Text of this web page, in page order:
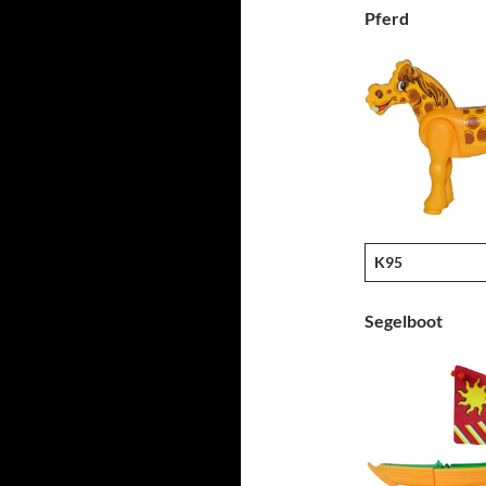
Pferd
K95
Segelboot